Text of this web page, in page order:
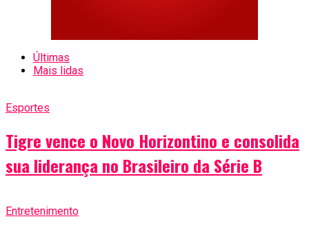
Últimas
Mais lidas
Esportes
Tigre vence o Novo Horizontino e consolida
sua liderança no Brasileiro da Série B
Entretenimento